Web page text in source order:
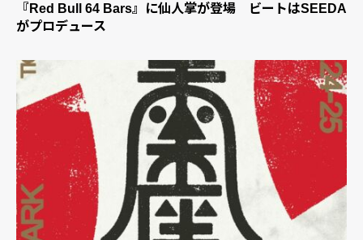
『Red Bull 64 Bars』に仙人掌が登場 ビートはSEEDA
がプロデュース